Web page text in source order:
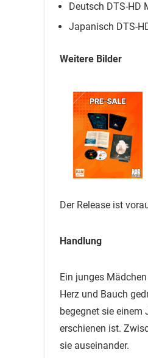
Deutsch DTS-HD
Japanisch DTS-
Weitere Bilder
Der Release ist
Handlung
Ein junges
Herz und Bauch
begegnet sie einem
erschienen ist.
sie auseinander.